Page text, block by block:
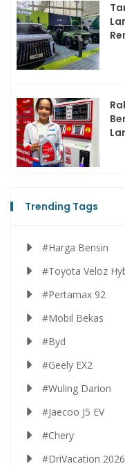
Trending Tags
#Harga Bensin
#Toyota Veloz
#Pertamax 92
#Mobil Bekas
#Byd
#Geely EX2
#Wuling Darion
#Jaecoo J5 EV
#Chery
#DriVacation 2026